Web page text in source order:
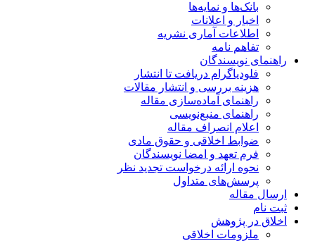
بانک‌ها و نمایه‌ها
اخبار و اعلانات
اطلاعات آماری نشریه
تفاهم نامه
راهنمای نویسندگان
فلودیاگرام دریافت تا انتشار
هزینه بررسی و انتشار مقالات
راهنمای آماده‌سازی مقاله
راهنمای منبع‌نویسی
اعلام انصراف مقاله
ضوابط اخلاقی و حقوق مادی
فرم تعهد و امضا نویسندگان
نحوه ارائه درخواست تجدید نظر
پرسش‌های متداول
ارسال مقاله
ثبت نام
اخلاق در پژوهش
ملزومات اخلاقی